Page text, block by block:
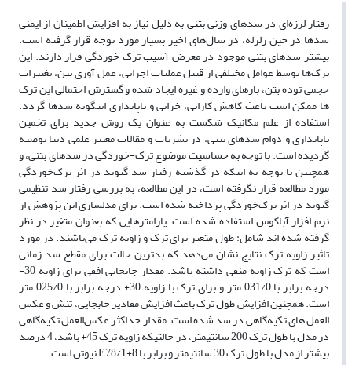
رفتار لرزه‌ای در سدهای وزنی بتنی به دلیل نیاز به افزایش اطمینان از ایمنی
سدها در حین زلزله، در سال‌های اخیر بسیار مورد توجه قرار گرفته است.
بیشتر سدهای بتنی موجود در معرض آسیب ترک خوردگی قرار دارند. این
ترک‌ها توسط عوامل مختلفی از قبیل عملیات اجرایی، عمل آوری بتن، تغییرات
حجمی توده بتن، بارهای وارده و غیره ایجاد شده و گسترش احتمالی این ترک
ها ممکن است باعث کاهش کارایی، خرابی و ناپایداری اینگونه سدها گردد.
استفاده از علم مکانیک شکست به عنوان یک روش جدید برای تخمین
ناپایداری و دوام سدهای بتنی، در نشریات و مقالات معتبر علمی دنیا توصیه
گردیده است. با توجه به حساسیت موضوع ترک-خوردگی در سدهای بتنی، و
همچنین با توجه به اینکه در گذشته رفتار سد گتوند در اثر ترک‌خوردگی
مورد مطالعه قرار نگرفته است، در این مطالعه، به بررسی رفتار سد تنظیمی
گتوند در اثر ترک‌خوردگی پرداخته شده است. برای مدلسازی این پژوهش از
نرم افزار آباکوس استفاده شده است. پارامترهایی که بعنوان متغیر در نظر
گرفته شده اند شامل: طول متغیر برای ترک و زاویه ترک می‌باشند. در مورد
تاثیر زاویه ترک نتایج نشان می‌دهد که بدترین حالت برای مقطع سد زمانی
است که ترک زاویه منفی داشته باشد. مقدار جابجایی افقی برای زاویه 30-
درجه برابر با 031/0 متر و برای ترک با زاویه 30+ درجه برابر با 025/0 متر
است. همچنین افزایش طول ترک باعث افزایش مقادیر جابجایی، تنش و عکس
العمل های تکیه‌گاهی در سد شده است. مقدار حداکثر عکس‌العمل تکیه‌گاهی
در مدل با طول ترک 200 سانتیمتر، در حالتیکه زاویه ترک 45+ باشد، 4 درصد
بیشتر از مدل با طول ترک 30 سانتیمتر و برابر با 8+E78/1 نیوتن است.